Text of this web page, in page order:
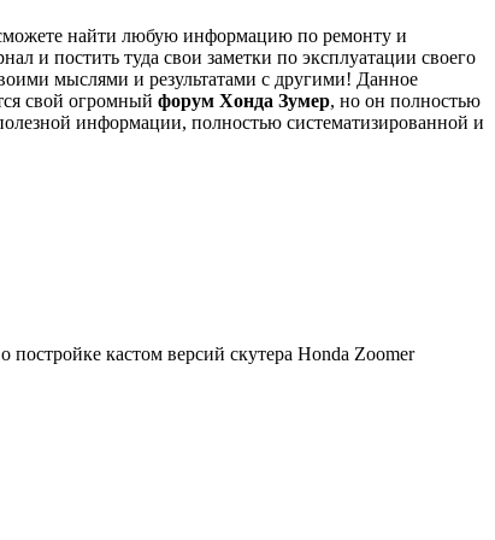
найти любую информацию по ремонту и
и постить туда свои заметки по эксплуатации своего
мыслями и результатами с другими! Данное
свой огромный форум Хонда Зумер, но он полностью
информации, полностью систематизированной и
кастом версий скутера Honda Zoomer